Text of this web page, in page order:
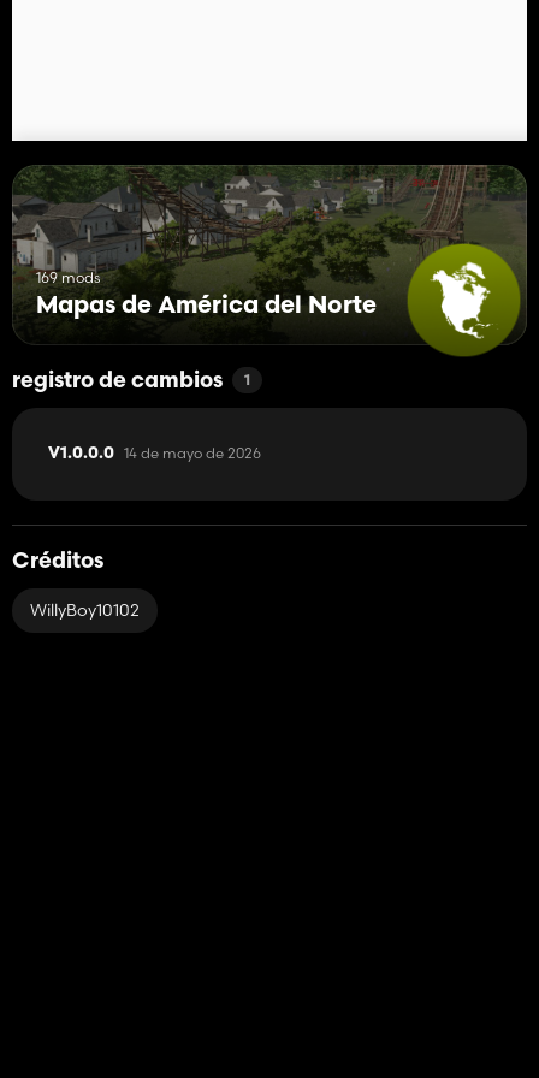
169 mods
Mapas de América del Norte
registro de cambios 1
V1.0.0.0 14 de mayo de 2026
Créditos
WillyBoy10102